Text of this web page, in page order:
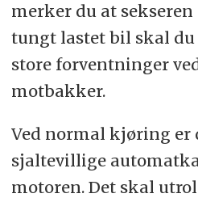
merker du at
tungt lastet bil skal
store forventninger
motbakker.
Ved normal kjøring er
sjaltevillige
motoren. Det skal